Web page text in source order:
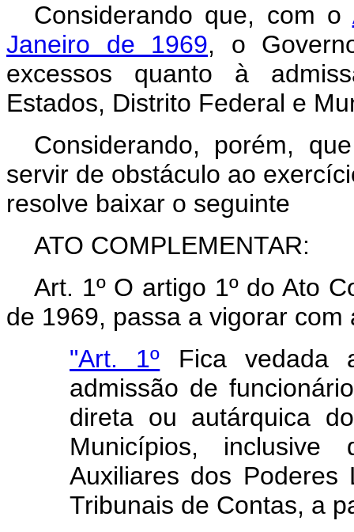
Considerando que, com o
Janeiro de 1969, o
excessos quanto à
Estados, Distrito Federal e
Considerando, porém,
servir de obstáculo ao
resolve baixar o seguinte
ATO COMPLEMENTAR:
Art. 1º O artigo 1º do Ato
de 1969, passa a vigorar com
"Art. 1º Fica vedada
admissão de
direta ou autárquica
Municípios,
Auxiliares dos
Tribunais de Contas, a